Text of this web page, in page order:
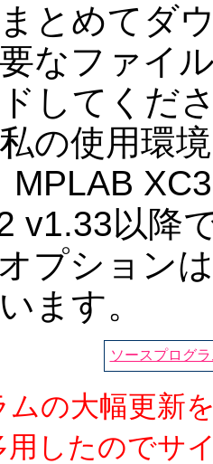
とめてダ
なファイ
してくだ
の使用環
MPLAB
v1.33以降
プション
ます。
ソースプログ
ムの大幅更新
用したのでサ